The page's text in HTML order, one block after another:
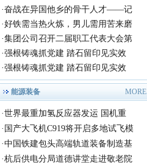
·奋战在异国他乡的骨干人才——记
·好铁需当热火炼，男儿需用苦来磨
·集团公司召开二届职工代表大会第
·强根铸魂抓党建 踏石留印见实效
·强根铸魂抓党建 踏石留印见实效
能源装备 MORE
·世界最重加氢反应器发运 国机重
· 国产大飞机C919将开启多地试飞模
·中国铁建包头高端轨道装备制造基
·杭后供电分局道德讲堂走进敬老院